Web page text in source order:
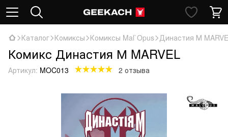
Каталог Комиксы Комиксы Mal`Opus Династия М
Комикс Династия М MARVEL
Артикул: MOC013 2 отзыва